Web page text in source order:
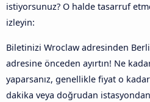
istiyorsunuz? O halde tasarruf
izleyin:
Biletinizi Wroclaw adresinden
adresine önceden ayırtın! Ne
yaparsanız, genellikle fiyat o
dakika veya doğrudan